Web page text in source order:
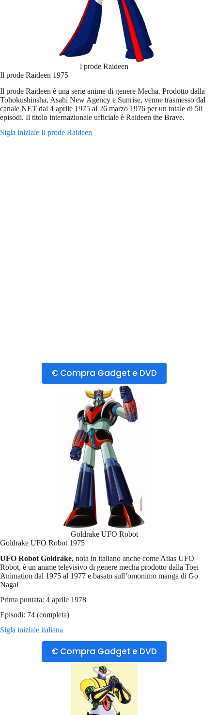
l prode Raideen
Il prode Raideen 1975
Il prode Raideen è una serie anime di genere Mecha. Prodotto dalla
Tohokushinsha, Asahi New Agency e Sunrise, venne trasmesso dal
canale NET dal 4 aprile 1975 al 26 marzo 1976 per un totale di 50
episodi. Il titolo internazionale ufficiale è Raideen the Brave.
Sigla iniziale Il prode Raideen
€ Compra Gadget e DVD
Goldrake UFO Robot
Goldrake UFO Robot 1975
UFO Robot Goldrake, nota in italiano anche come Atlas UFO
Robot, è un anime televisivo di genere mecha prodotto dalla Toei
Animation dal 1975 al 1977 e basato sull’omonimo manga di Gō
Nagai
Prima puntata: 4 aprile 1978
Episodi: 74 (completa)
Sigla iniziale italiana
€ Compra Gadget e DVD